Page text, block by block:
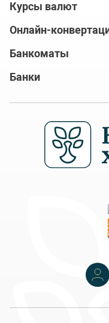
Курсы валют
Онлайн-
Банкоматы
Банки